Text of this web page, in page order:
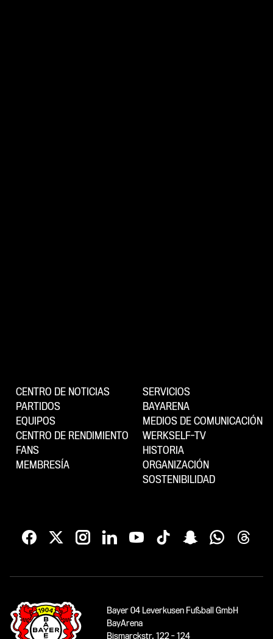
CENTRO DE NOTICIAS
PARTIDOS
EQUIPOS
CENTRO DE RENDIMIENTO
FANS
MEMBRESÍA
SERVICIOS
BAYARENA
MEDIOS DE COMUNICACIÓN
WERKSELF-TV
HISTORIA
ORGANIZACIÓN
SOSTENIBILIDAD
Bayer 04 Leverkusen Fußball GmbH
BayArena
Bismarckstr. 122 - 124